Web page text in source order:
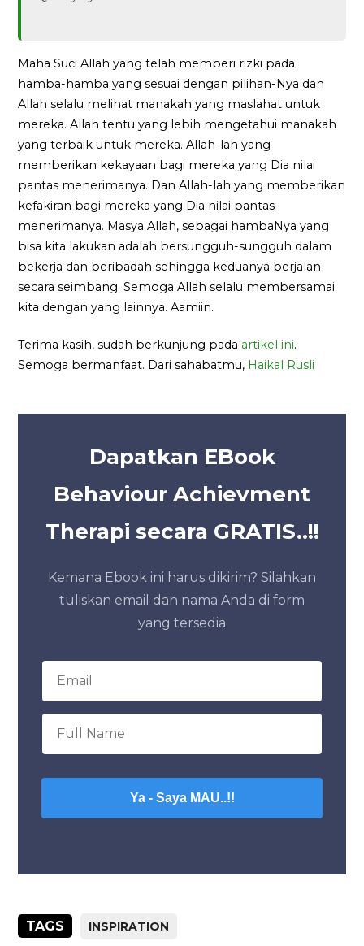
Maha Suci Allah yang telah memberi rizki pada
hamba-hamba yang sesuai dengan pilihan-Nya dan
Allah selalu melihat manakah yang maslahat untuk
mereka. Allah tentu yang lebih mengetahui manakah
yang terbaik untuk mereka. Allah-lah yang
memberikan kekayaan bagi mereka yang Dia nilai
pantas menerimanya. Dan Allah-lah yang memberikan
kefakiran bagi mereka yang Dia nilai pantas
menerimanya. Masya Allah, sebagai hambaNya yang
bisa kita lakukan adalah bersungguh-sungguh dalam
bekerja dan beribadah sehingga keduanya berjalan
secara seimbang. Semoga Allah selalu membersamai
kita dengan yang lainnya. Aamiin.
Terima kasih, sudah berkunjung pada artikel ini.
Semoga bermanfaat. Dari sahabatmu, Haikal Rusli
Dapatkan EBook
Behaviour Achievment
Therapi secara GRATIS..!!
Kemana Ebook ini harus dikirim? Silahkan
tuliskan email dan nama Anda di form
yang tersedia
Ya - Saya MAU..!!
TAGS INSPIRATION